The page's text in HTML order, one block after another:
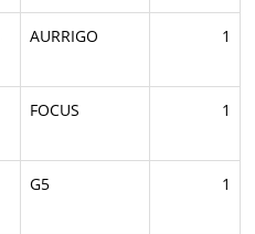
AURRIGO 1
FOCUS 1
G5 1